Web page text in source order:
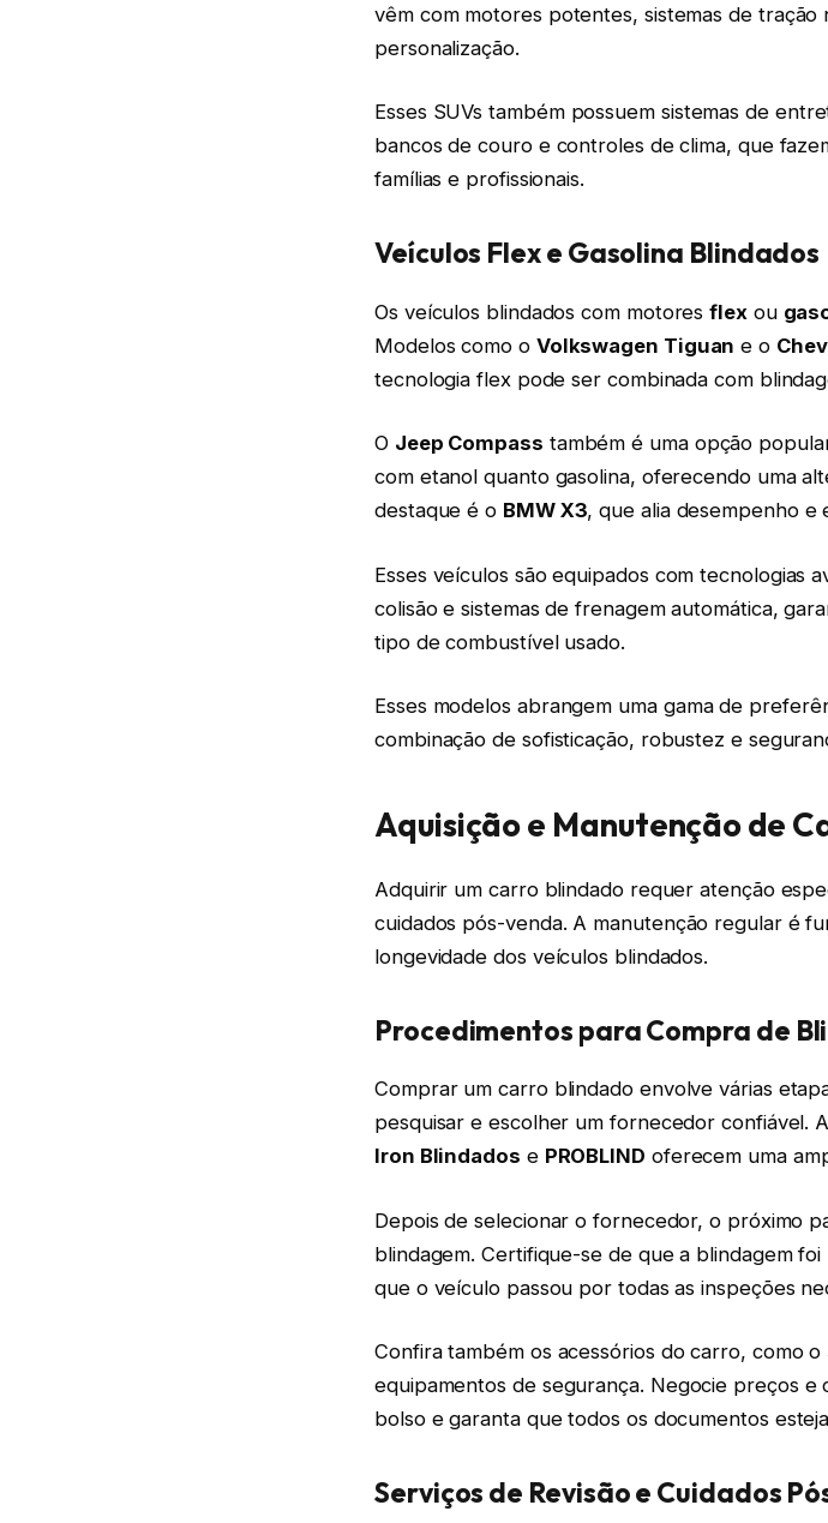
vêm com motores potentes, sistemas de
personalização.
Esses SUVs também possuem sistemas de
bancos de couro e controles de clima, que
famílias e profissionais.
Veículos Flex e Gasolina Blindados
Os veículos blindados com motoresflexou
Modelos como o Volkswagen Tiguan e o
tecnologia flex pode ser combinada com
O Jeep Compass também é uma opção
com etanol quanto gasolina, oferecendo uma
destaque é o BMW X3, que alia desempenho e
Esses veículos são equipados com tecnologias
colisão e sistemas de frenagem automática,
tipo de combustível usado.
Esses modelos abrangem uma gama de
combinação de sofisticação, robustez e
Aquisição e Manutenção de
Adquirir um carro blindado requer atenção
cuidados pós-venda. A manutenção regular é
longevidade dos veículos blindados.
Procedimentos para Compra de
Comprar um carro blindado envolve várias
pesquisar e escolher um fornecedor confiável.
Iron Blindados e PROBLIND oferecem uma
Depois de selecionar o fornecedor, o próximo
blindagem. Certifique-se de que a blindagem
que o veículo passou por todas as inspeções
Confira também os acessórios do carro, como o
equipamentos de segurança. Negocie preços
bolso e garanta que todos os documentos
Serviços de Revisão e Cuidados